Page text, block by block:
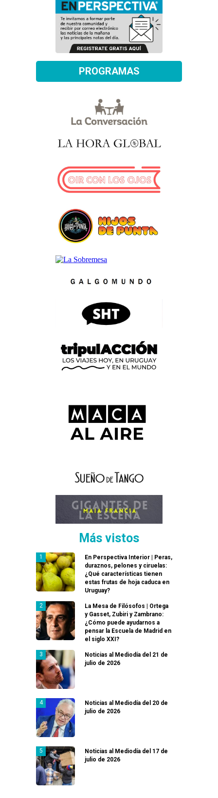
PROGRAMAS
Más vistos
En Perspectiva Interior | Peras,
duraznos, pelones y ciruelas:
¿Qué características tienen
estas frutas de hoja caduca en
Uruguay?
La Mesa de Filósofos | Ortega
y Gasset, Zubiri y Zambrano:
¿Cómo puede ayudarnos a
pensar la Escuela de Madrid en
el siglo XXI?
Noticias al Mediodía del 21 de
julio de 2026
Noticias al Mediodía del 20 de
julio de 2026
Noticias al Mediodía del 17 de
julio de 2026